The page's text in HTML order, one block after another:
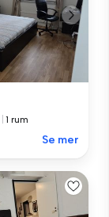
|1 rum
Se mer